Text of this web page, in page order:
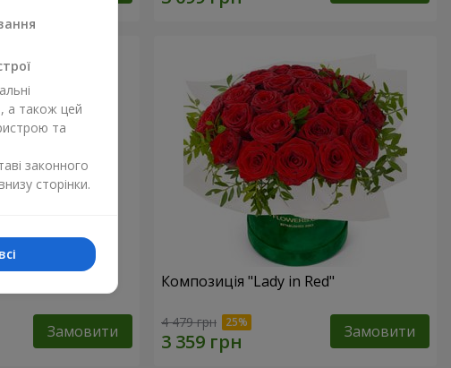
Замовити
Композиція "Lady in Red"
4 479 грн Замовити
а також цей
та
законного
сторінки.